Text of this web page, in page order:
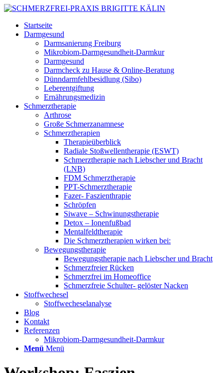
Startseite
Darmgesund
Darmsanierung Freiburg
Mikrobiom-Darmgesundheit-Darmkur
Darmgesund
Darmcheck zu Hause & Online-Beratung
Dünndarmfehlbesidlung (Sibo)
Leberentgiftung
Ernährungsmedizin
Schmerztherapie
Arthrose
Große Schmerzanamnese
Schmerztherapien
Therapieüberblick
Radiale Stoßwellentherapie (ESWT)
Schmerztherapie nach Liebscher und Bracht
(LNB)
FDM Schmerztherapie
PPT-Schmerztherapie
Fazer- Faszienthrapie
Schröpfen
Siwave – Schwinungstherapie
Detox – Ionenfußbad
Mentalfeldtherapie
Die Schmerztherapien wirken bei:
Bewegungstherapie
Bewegungstherapie nach Liebscher und Bracht
Schmerzfreier Rücken
Schmerzfrei im Homeoffice
Schmerzfreie Schulter- gelöster Nacken
Stoffwechesel
Stoffwecheselanalyse
Blog
Kontakt
Referenzen
Mikrobiom-Darmgesundheit-Darmkur
Menü Menü